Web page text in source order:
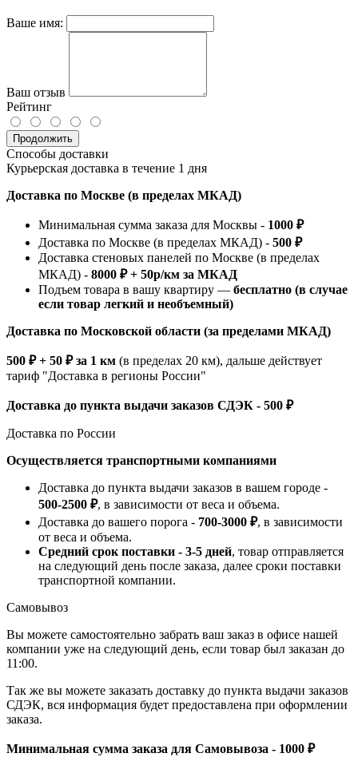
Ваше имя:
Ваш отзыв
Рейтинг
Продолжить
Способы доставки
Курьерская доставка в течение 1 дня
Доставка по Москве (в пределах МКАД)
Минимальная сумма заказа для Москвы - 1000 ₽
Доставка по Москве (в пределах МКАД) - 500 ₽
Доставка стеновых панелей по Москве (в пределах
МКАД) - 8000 ₽ + 50р/км за МКАД
Подъем товара в вашу квартиру — бесплатно (в случае
если товар легкий и необъемный)
Доставка по Московской области (за пределами МКАД)
500 ₽ + 50 ₽ за 1 км (в пределах 20 км), дальше действует
тариф "Доставка в регионы России"
Доставка до пункта выдачи заказов СДЭК - 500 ₽
Доставка по России
Осуществляется транспортными компаниями
Доставка до пункта выдачи заказов в вашем городе -
500-2500 ₽, в зависимости от веса и объема.
Доставка до вашего порога - 700-3000 ₽, в зависимости
от веса и объема.
Средний срок поставки - 3-5 дней, товар отправляется
на следующий день после заказа, далее сроки поставки
транспортной компании.
Самовывоз
Вы можете самостоятельно забрать ваш заказ в офисе нашей
компании уже на следующий день, если товар был заказан до
11:00.
Так же вы можете заказать доставку до пункта выдачи заказов
СДЭК, вся информация будет предоставлена при оформлении
заказа.
Минимальная сумма заказа для Самовывоза - 1000 ₽